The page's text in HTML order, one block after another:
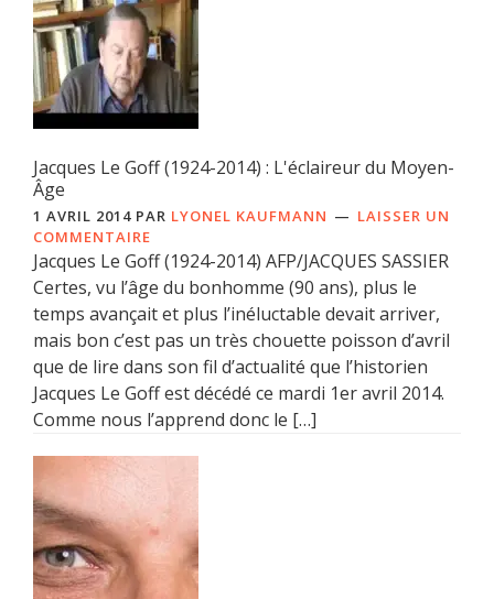
Jacques Le Goff (1924-2014) : L'éclaireur du Moyen-
Âge
1 AVRIL 2014 PAR LYONEL KAUFMANN
LAISSER UN
COMMENTAIRE
Jacques Le Goff (1924-2014) AFP/JACQUES SASSIER
Certes, vu l’âge du bonhomme (90 ans), plus le
temps avançait et plus l’inéluctable devait arriver,
mais bon c’est pas un très chouette poisson d’avril
que de lire dans son fil d’actualité que l’historien
Jacques Le Goff est décédé ce mardi 1er avril 2014.
Comme nous l’apprend donc le […]